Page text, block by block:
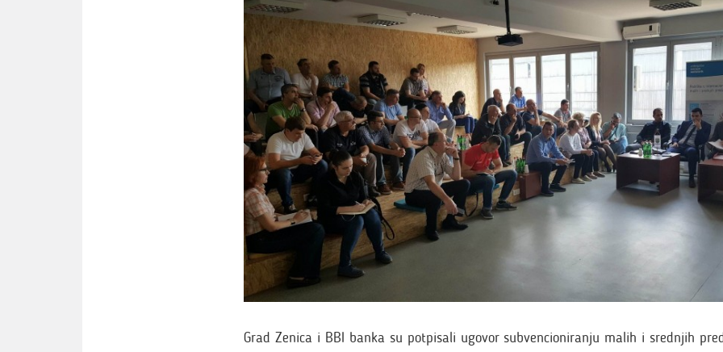
Grad Zenica i BBI banka su potpisali ugovor subvencioniranju malih i srednjih